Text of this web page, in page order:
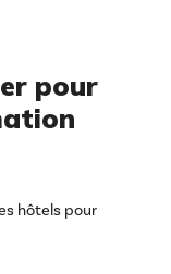
pour
hôtels pour